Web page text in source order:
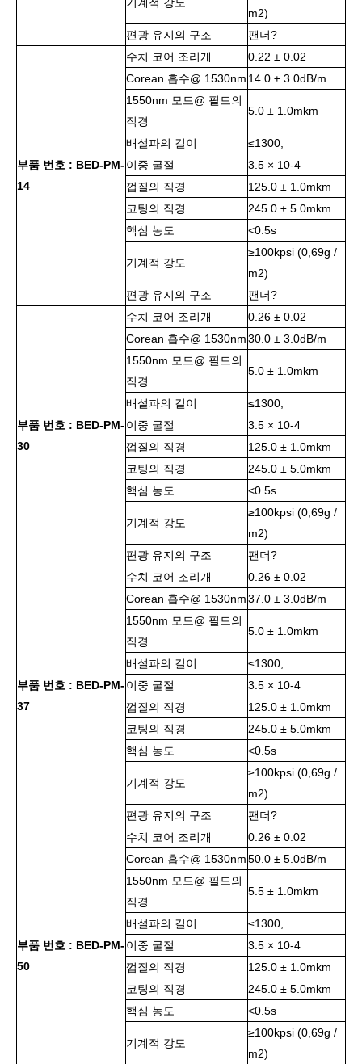
m2)
편광 유지의 구조
팬더?
부품 번호 : BED-PM-
14
수치 코어 조리개
0.22 ± 0.02
Corean 흡수@ 1530nm 14.0 ± 3.0dB/m
1550nm 모드@ 필드의
직경
5.0 ± 1.0mkm
배설파의 길이
≤1300,
이중 굴절
3.5 × 10-4
껍질의 직경
125.0 ± 1.0mkm
코팅의 직경
245.0 ± 5.0mkm
핵심 농도
<0.5s
기계적 강도
≥100kpsi (0,69g /
m2)
편광 유지의 구조
팬더?
부품 번호 : BED-PM-
30
수치 코어 조리개
0.26 ± 0.02
Corean 흡수@ 1530nm30.0 ± 3.0dB/m
1550nm 모드@ 필드의
직경
5.0 ± 1.0mkm
배설파의 길이
≤1300,
이중 굴절
3.5 × 10-4
껍질의 직경
125.0 ± 1.0mkm
코팅의 직경
245.0 ± 5.0mkm
핵심 농도
<0.5s
기계적 강도
≥100kpsi (0,69g /
m2)
편광 유지의 구조
팬더?
부품 번호 : BED-PM-
37
수치 코어 조리개
0.26 ± 0.02
Corean 흡수@ 1530nm37.0 ± 3.0dB/m
1550nm 모드@ 필드의
직경
5.0 ± 1.0mkm
배설파의 길이
≤1300,
이중 굴절
3.5 × 10-4
껍질의 직경
125.0 ± 1.0mkm
코팅의 직경
245.0 ± 5.0mkm
핵심 농도
<0.5s
기계적 강도
≥100kpsi (0,69g /
m2)
편광 유지의 구조
팬더?
부품 번호 : BED-PM-
50
수치 코어 조리개
0.26 ± 0.02
Corean 흡수@ 1530nm50.0 ± 5.0dB/m
1550nm 모드@ 필드의
직경
5.5 ± 1.0mkm
배설파의 길이
≤1300,
이중 굴절
3.5 × 10-4
껍질의 직경
125.0 ± 1.0mkm
코팅의 직경
245.0 ± 5.0mkm
핵심 농도
<0.5s
기계적 강도
≥100kpsi (0,69g /
m2)